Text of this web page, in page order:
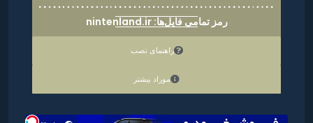
راهنمای نصب
موراد بیشتر
رمز تمامی فایل‌ها: nintenland.ir